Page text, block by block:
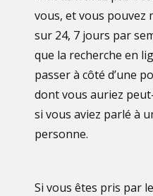
vous, et vous pouvez
sur 24, 7 jours par
que la recherche en
passer à côté d’une
dont vous auriez
si vous aviez parlé à
personne.
Si vous êtes pris par